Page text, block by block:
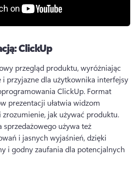
ClickUp
przegląd produktu, wyróżniając
i przyjazne dla użytkownika interfejsy
ClickUp. Format
prezentacji ułatwia widzom
sprzedażowego używa też
i jasnych wyjaśnień, dzięki
i godny zaufania dla potencjalnych